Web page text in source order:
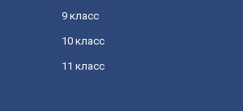
9 класс
10 класс
11 класс